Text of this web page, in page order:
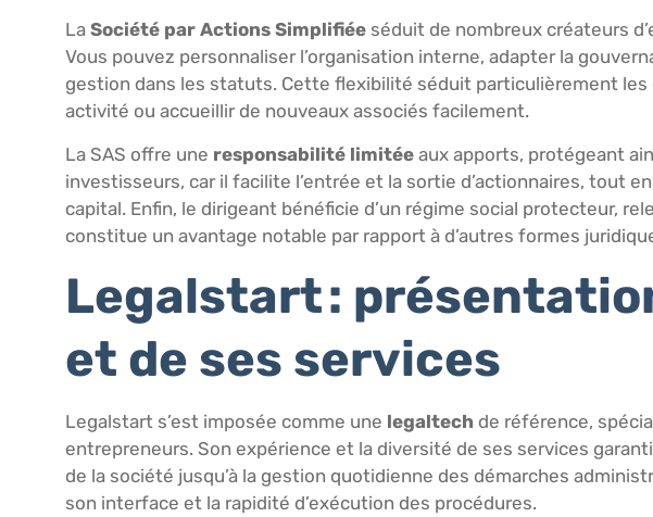
La Société par Actions Simplifiée séduit de nombreux créateurs
Vous pouvez personnaliser l’organisation interne, adapter la
gestion dans les statuts. Cette flexibilité séduit particulièrement
activité ou accueillir de nouveaux associés facilement.
La SAS offre une responsabilité limitée aux apports, protégeant
investisseurs, car il facilite l’entrée et la sortie d’actionnaires, tout
capital. Enfin, le dirigeant bénéficie d’un régime social protecteur,
constitue un avantage notable par rapport à d’autres formes
Legalstart :
et de ses services
Legalstart s’est imposée comme une legaltech de référence,
entrepreneurs. Son expérience et la diversité de ses services
de la société jusqu’à la gestion quotidienne des démarches
son interface et la rapidité d’exécution des procédures.